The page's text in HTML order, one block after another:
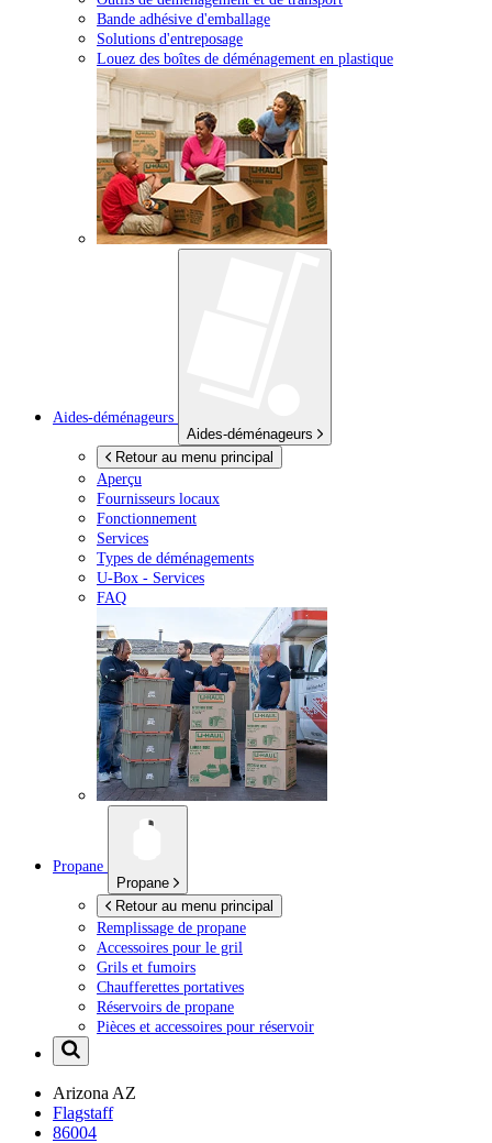
Bande adhésive d'emballage
Solutions d'entreposage
Louez des boîtes de déménagement en plastique
Aides-déménageurs
Aides-déménageurs
Retour au menu principal
Aperçu
Fournisseurs locaux
Fonctionnement
Services
Types de déménagements
U-Box - Services
FAQ
Propane
Propane
Retour au menu principal
Remplissage de propane
Accessoires pour le gril
Grils et fumoirs
Chaufferettes portatives
Réservoirs de propane
Pièces et accessoires pour réservoir
Arizona AZ
Flagstaff
86004